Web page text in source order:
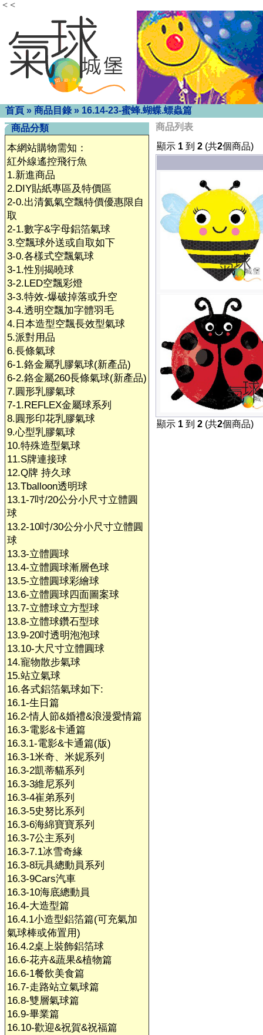
< <
首頁 » 商品目錄 » 16.14-23-蜜蜂.蝴蝶.螵蟲篇
商品分類
本網站購物需知：
紅外線遙控飛行魚
1.新進商品
2.DIY貼紙專區及特價區
2-0.出清氦氣空飄特價優惠限自
取
2-1.數字&字母鋁箔氣球
3.空飄球外送或自取如下
3-0.各樣式空飄氣球
3-1.性別揭曉球
3-2.LED空飄彩燈
3-3.特效-爆破掉落或升空
3-4.透明空飄加字體羽毛
4.日本造型空飄長效型氣球
5.派對用品
6.長條氣球
6-1.鉻金屬乳膠氣球(新產品)
6-2.鉻金屬260長條氣球(新產品)
7.圓形乳膠氣球
7-1.REFLEX金屬球系列
8.圓形印花乳膠氣球
9.心型乳膠氣球
10.特殊造型氣球
11.S牌連接球
12.Q牌 持久球
13.Tballoon透明球
13.1-7吋/20公分小尺寸立體圓
球
13.2-10吋/30公分小尺寸立體圓
球
13.3-立體圓球
13.4-立體圓球漸層色球
13.5-立體圓球彩繪球
13.6-立體圓球四面圖案球
13.7-立體球立方型球
13.8-立體球鑽石型球
13.9-20吋透明泡泡球
13.10-大尺寸立體圓球
14.寵物散步氣球
15.站立氣球
16.各式鋁箔氣球如下:
16.1-生日篇
16.2-情人節&婚禮&浪漫愛情篇
16.3-電影&卡通篇
16.3.1-電影&卡通篇(版)
16.3-1米奇、米妮系列
16.3-2凱蒂貓系列
16.3-3維尼系列
16.3-4崔弟系列
16.3-5史努比系列
16.3-6海綿寶寶系列
16.3-7公主系列
16.3-7.1冰雪奇緣
16.3-8玩具總動員系列
16.3-9Cars汽車
16.3-10海底總動員
16.4-大造型篇
16.4.1小造型鋁箔篇(可充氣加
氣球棒或佈置用)
16.4.2桌上裝飾鋁箔球
16.6-花卉&蔬果&植物篇
16.6-1餐飲美食篇
16.7-走路站立氣球篇
16.8-雙層氣球篇
16.9-畢業篇
16.10-歡迎&祝賀&祝福篇
商品列表
顯示 1 到 2 (共2個商品)
顯示 1 到 2 (共2個商品)